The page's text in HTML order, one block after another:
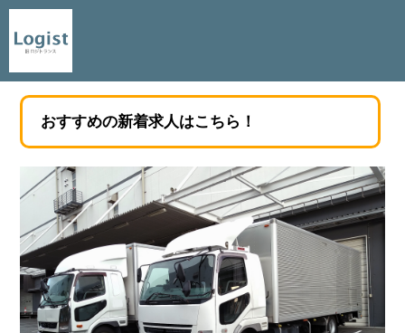
おすすめの新着求人はこちら！